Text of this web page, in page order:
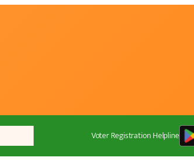
Voter Registration Helpline